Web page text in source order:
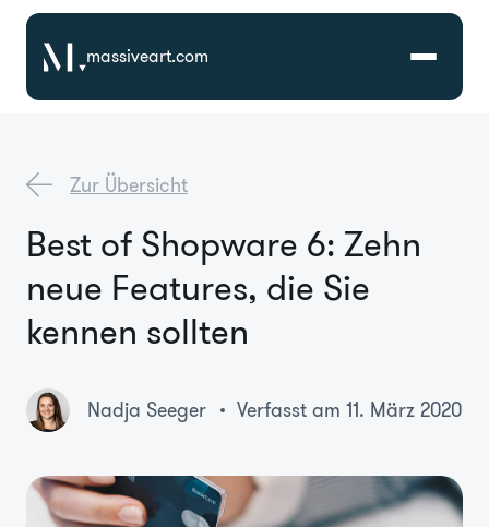
massiveart.com
Referenzen
Branchen
Karriere
Über Uns
Zur Übersicht
Best of Shopware 6: Zehn
neue Features, die Sie
kennen sollten
Nadja Seeger Verfasst am 11. März 2020